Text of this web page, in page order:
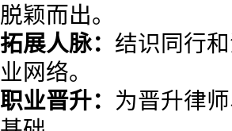
脱颖而出。
拓展人脉： 结识同行
业网络。
职业晋升： 为晋升律